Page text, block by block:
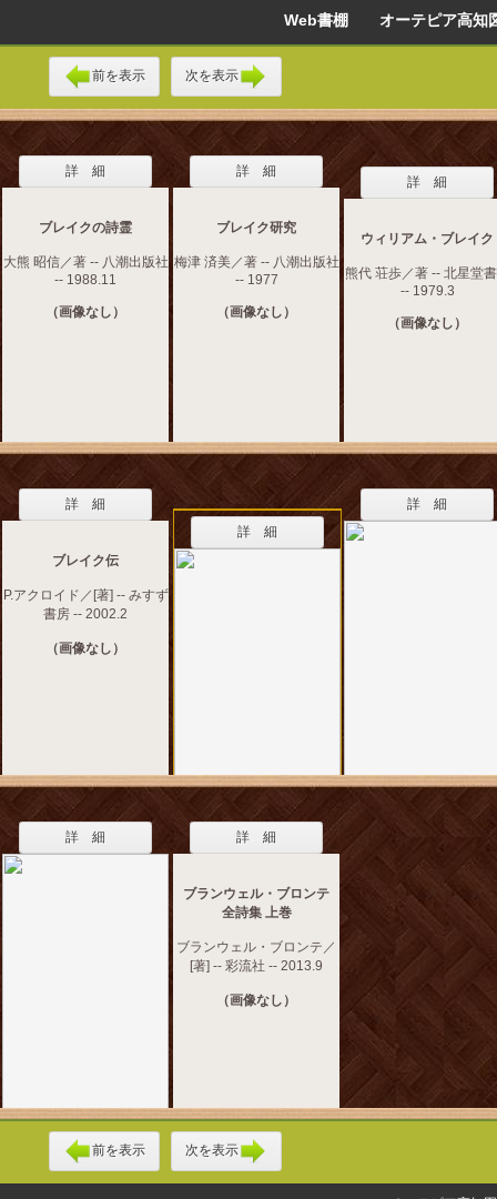
Web書棚 オーテピア高知
前を表示 次を表示
詳 細
ブレイクの詩霊
大熊 昭信／著 -- 八潮出版社
-- 1988.11
（画像なし）
詳 細
ブレイク研究
梅津 済美／著 -- 八潮出版社
-- 1977
（画像なし）
詳 細
ウィリアム・ブレイク
熊代 荘歩／著 -- 北星堂
-- 1979.3
（画像なし）
詳 細
ブレイク伝
P.アクロイド／[著] -- みすず
書房 -- 2002.2
（画像なし）
詳 細
詳 細
詳 細 詳 細
ブランウェル・ブロンテ
全詩集 上巻
ブランウェル・ブロンテ／
[著] -- 彩流社 -- 2013.9
（画像なし）
前を表示 次を表示